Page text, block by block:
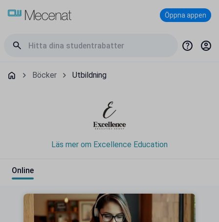
Öppna appen
Böcker Utbildning
Läs mer om Excellence Education
Online